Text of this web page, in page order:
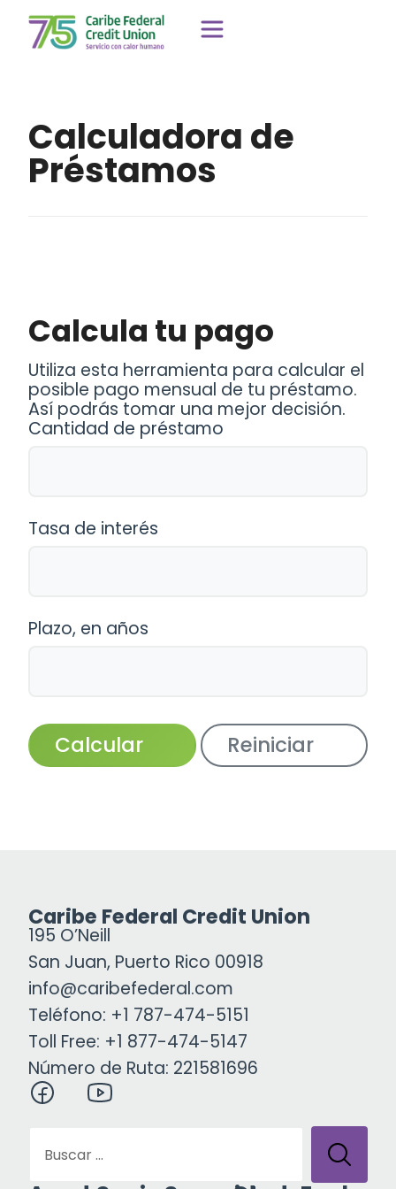
Calculadora de
Préstamos
Calcula tu pago
Utiliza esta herramienta para calcular el
posible pago mensual de tu préstamo.
Así podrás tomar una mejor decisión.
Cantidad de préstamo
Tasa de interés
Plazo, en años
Calcular Reiniciar
Caribe Federal Credit Union
195 O’Neill
San Juan, Puerto Rico 00918
info@caribefederal.com
Teléfono: +1 787-474-5151
Toll Free: +1 877-474-5147
Número de Ruta: 221581696